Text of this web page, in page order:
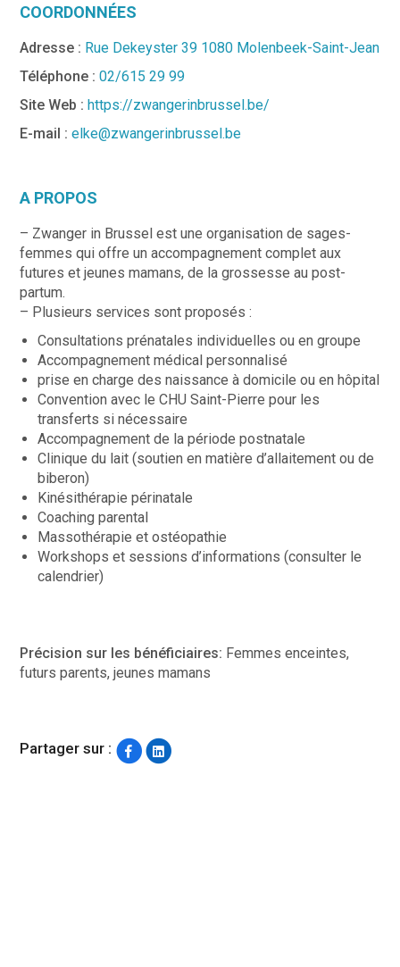
COORDONNÉES
Adresse : Rue Dekeyster 39 1080 Molenbeek-Saint-Jean
Téléphone :02/615 29 99
Site Web : https://zwangerinbrussel.be/
E-mail : elke@zwangerinbrussel.be
A PROPOS
– Zwanger in Brussel est une organisation de sages-
femmes qui offre un accompagnement complet aux
futures et jeunes mamans, de la grossesse au post-
partum.
– Plusieurs services sont proposés :
Consultations prénatales individuelles ou en groupe
Accompagnement médical personnalisé
prise en charge des naissance à domicile ou en hôpital
Convention avec le CHU Saint-Pierre pour les
transferts si nécessaire
Accompagnement de la période postnatale
Clinique du lait (soutien en matière d’allaitement ou de
biberon)
Kinésithérapie périnatale
Coaching parental
Massothérapie et ostéopathie
Workshops et sessions d’informations (consulter le
calendrier)
Précision sur les bénéficiaires: Femmes enceintes,
futurs parents, jeunes mamans
Partager sur :